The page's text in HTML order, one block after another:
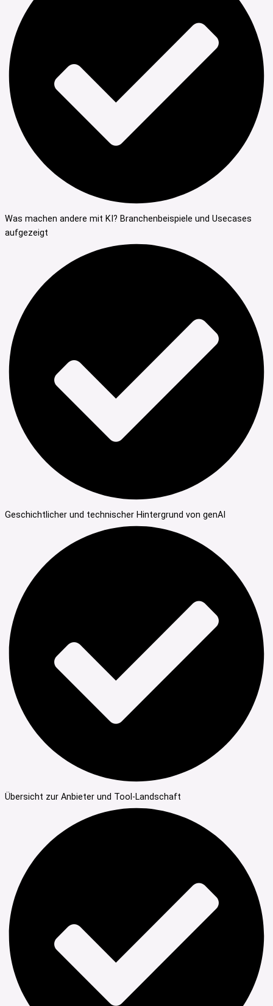
Was machen andere mit KI? Branchenbeispiele und Usecases
aufgezeigt
Geschichtlicher und technischer Hintergrund von genAI
Übersicht zur Anbieter und Tool-Landschaft